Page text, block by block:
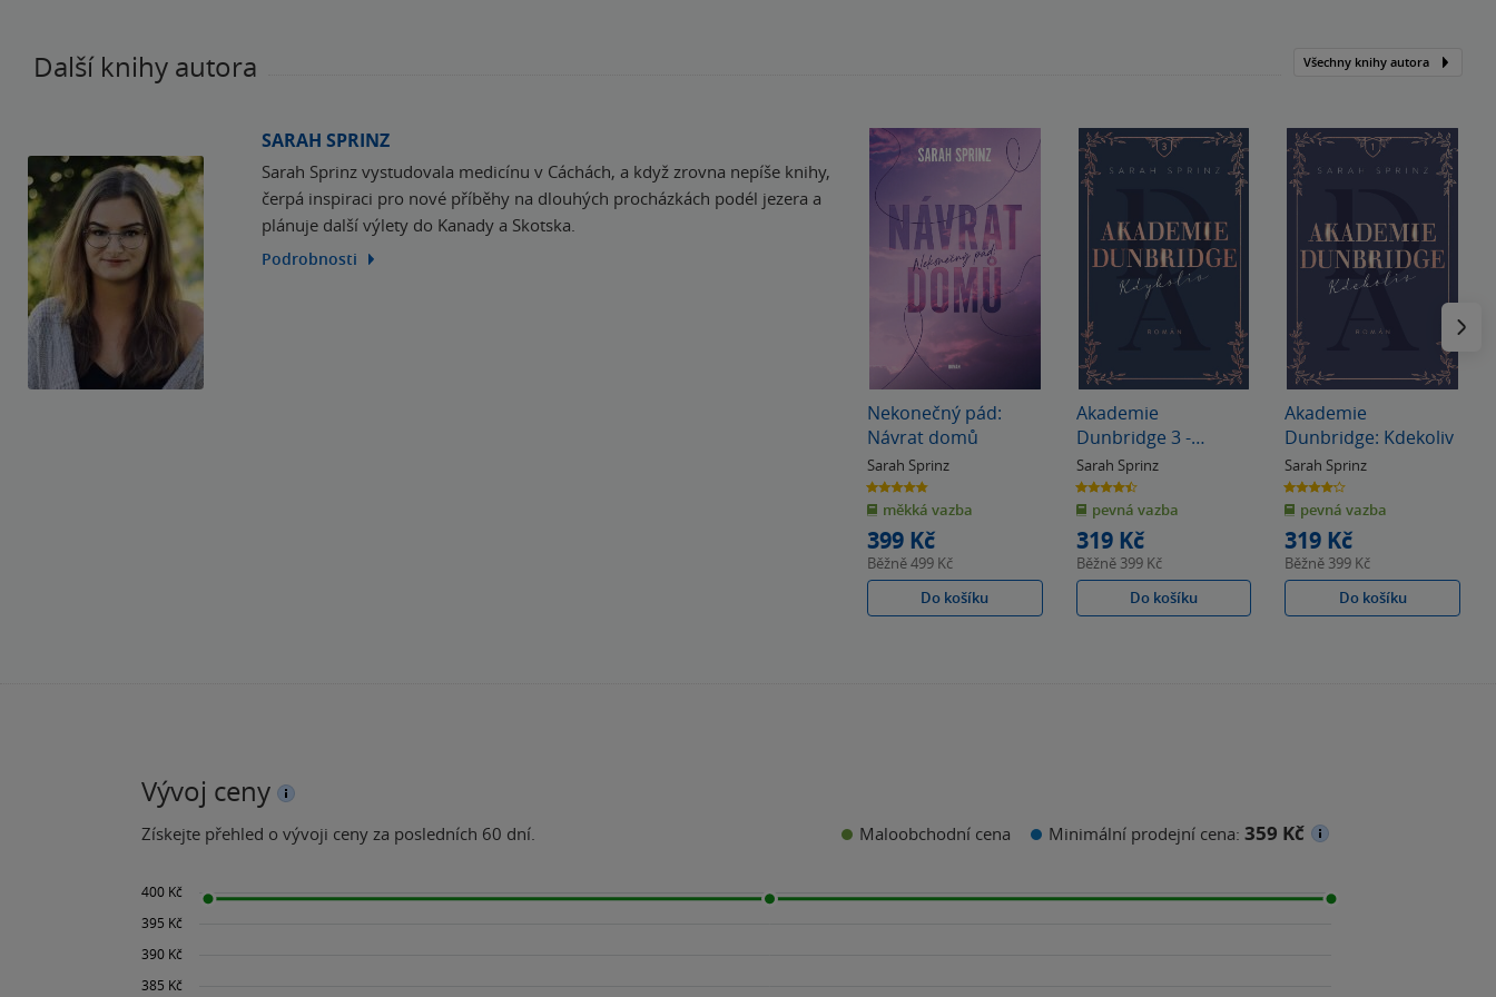
Další knihy autora Všechny knihy autora
SARAH SPRINZ
Sarah Sprinz vystudovala medicínu v Cáchách, a když zrovna nepíše knihy,
čerpá inspiraci pro nové příběhy na dlouhých procházkách podél jezera a
plánuje další výlety do Kanady a Skotska.
Podrobnosti
Nekonečný pád:
Návrat domů
Sarah Sprinz
4.8
z
5
hvězdiček
měkká vazba
399 Kč
Běžně499 Kč
Do košíku
Akademie
Dunbridge 3 -
Kdykoliv
Sarah Sprinz
4.5
z
5
hvězdiček
pevná vazba
319 Kč
Běžně 399 Kč
Do košíku
Akademie
Dunbridge: Kdekoliv
Sarah Sprinz
4.2
z
5
hvězdiček
pevná vazba
319 Kč
Běžně 399 Kč
Do košíku
Vývoj ceny
Získejte přehled o vývoji ceny za posledních 60 dní. Maloobchodní cena Minimální prodejní cena: 359 Kč